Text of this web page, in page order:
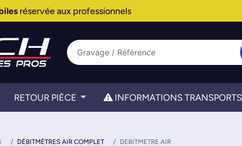
réservée aux professionnels
RETOUR PIÈCE INFORMATIONS TRANSPORTS
DÉBITMÈTRES AIR COMPLET DEBITMETRE AIR